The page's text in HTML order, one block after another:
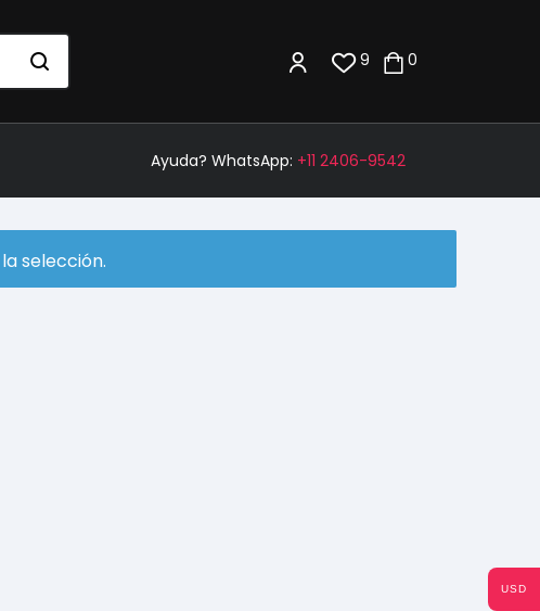
9 0
Ayuda? WhatsApp: +11 2406-9542
selección.
USD